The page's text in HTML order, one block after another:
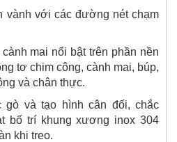
vành với các đường nét chạm
mai nổi bật trên phần nền
tơ chim công, cành mai, búp,
và chân thực.
gò và tạo hình cân đối, chắc
bố trí khung xương inox 304
khi treo.